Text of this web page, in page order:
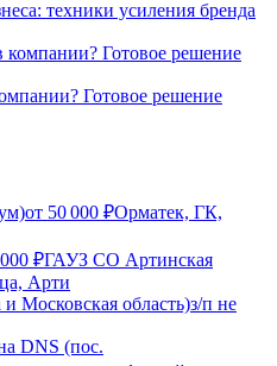
техники усиления бренда
Готовое решение
от 50 000 ₽Орматек, ГК,
₽ГАУЗ СО Артинская
Арти
Московская область)з/п не
DNS (пос.